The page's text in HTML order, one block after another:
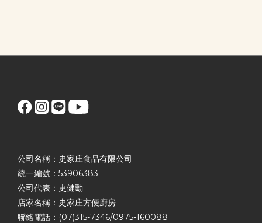
公司名稱：史家庄食品有限公司
統一編號：53906383
公司代表：史健勳
店家名稱：史家庄方便廚房
聯絡電話：(07)315-7346/0975-160088